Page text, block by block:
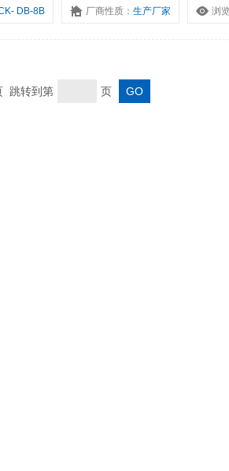
DB-8B 厂商性质：生产厂家 浏
跳转到第 页